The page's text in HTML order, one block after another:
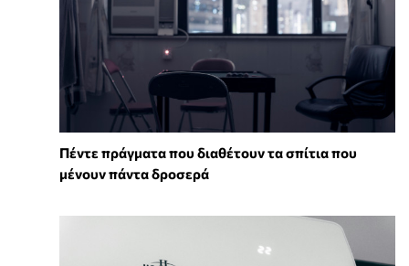
Πέντε πράγματα που διαθέτουν τα σπίτια που
μένουν πάντα δροσερά